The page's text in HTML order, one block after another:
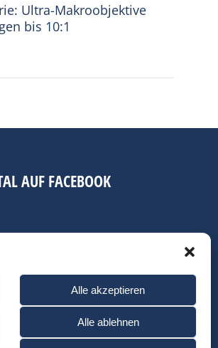
Alle akzeptieren
Alle ablehnen
Ultra-Makroobjektive
bis 10:1
AUF FACEBOOK